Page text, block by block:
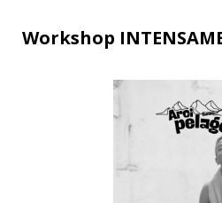
Workshop